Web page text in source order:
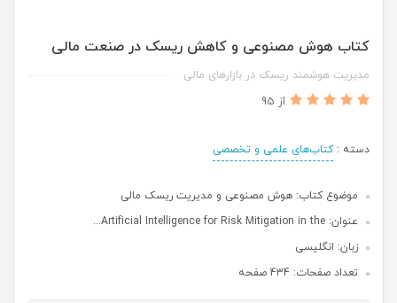
کتاب هوش مصنوعی و کاهش ریسک در صنعت مالی
مدیریت هوشمند ریسک در بازارهای مالی
از 95
دسته :کتاب‌‌های علمی و تخصصی
موضوع کتاب: هوش مصنوعی و مدیریت ریسک مالی
عنوان: Artificial Intelligence for Risk Mitigation in the...
زبان: انگلیسی
تعداد صفحات: 434 صفحه